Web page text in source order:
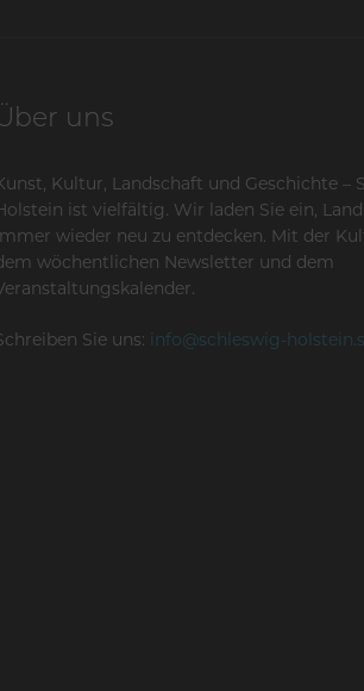
uns
Kultur, Landschaft und Geschichte –
ist vielfältig. Wir laden Sie ein,
wieder neu zu entdecken. Mit der
wöchentlichen Newsletter und dem
Sie uns: info@schleswig-